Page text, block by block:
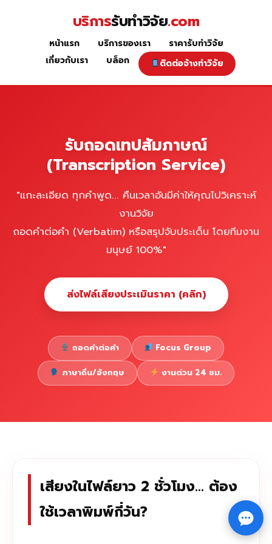
รับถอดเทปสัมภาษณ์
Copyright © 2026 รับทำวิจัย รับทำวิทยานิพนธ์ รับทำ
ดุษฎีนิพนธ์ ทักไลน์ @impressedu
⇧
บริการรับทำวิจัย.com
หน้าแรก บริการของเรา
ราคารับทำวิจัย
เกี่ยวกับเรา
บล็อก ติดต่อจ้างทำวิจัย
รับถอดเทปสัมภาษณ์
(Transcription Service)
"แกะละเอียด ทุกคำพูด... คืนเวลาอันมีค่าให้คุณไปวิเคราะห์
งานวิจัย
ถอดคำต่อคำ (Verbatim) หรือสรุปจับประเด็น โดยทีมงาน
มนุษย์ 100%"
ส่งไฟล์เสียงประเมินราคา (คลิก)
ถอดคำต่อคำ Focus Group
ภาษาถิ่น/อังกฤษ งานด่วน 24 ชม.
เสียงในไฟล์ยาว 2 ชั่วโมง... ต้อง
ใช้เวลาพิมพ์กี่วัน?